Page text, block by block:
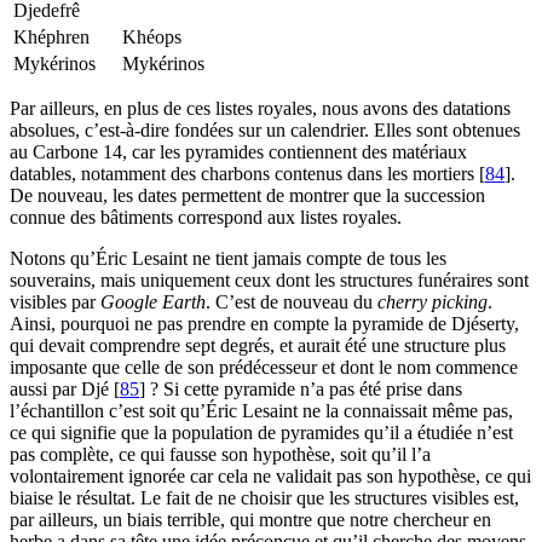
Djedefrê
Khéphren
Khéops
Mykérinos
Mykérinos
Par ailleurs, en plus de ces listes royales, nous avons des datations
absolues, c’est-à-dire fondées sur un calendrier. Elles sont obtenues
au Carbone 14, car les pyramides contiennent des matériaux
datables, notamment des charbons contenus dans les mortiers [84].
De nouveau, les dates permettent de montrer que la succession
connue des bâtiments correspond aux listes royales.
Notons qu’Éric Lesaint ne tient jamais compte de tous les
souverains, mais uniquement ceux dont les structures funéraires sont
visibles par Google Earth. C’est de nouveau du cherry picking.
Ainsi, pourquoi ne pas prendre en compte la pyramide de Djéserty,
qui devait comprendre sept degrés, et aurait été une structure plus
imposante que celle de son prédécesseur et dont le nom commence
aussi par Djé [85] ? Si cette pyramide n’a pas été prise dans
l’échantillon c’est soit qu’Éric Lesaint ne la connaissait même pas,
ce qui signifie que la population de pyramides qu’il a étudiée n’est
pas complète, ce qui fausse son hypothèse, soit qu’il l’a
volontairement ignorée car cela ne validait pas son hypothèse, ce qui
biaise le résultat. Le fait de ne choisir que les structures visibles est,
par ailleurs, un biais terrible, qui montre que notre chercheur en